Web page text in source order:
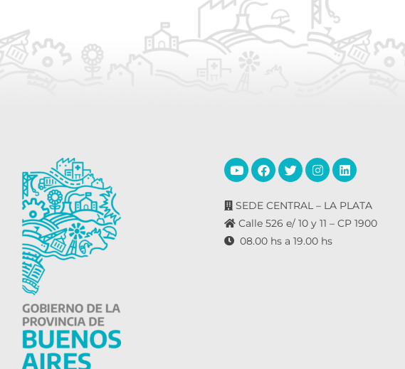
SEDE CENTRAL – LA PLATA
Calle 526 e/ 10 y 11 – CP 1900
08.00 hs a 19.00 hs